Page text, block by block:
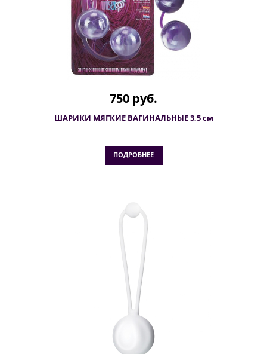
750 руб.
ШАРИКИ МЯГКИЕ ВАГИНАЛЬНЫЕ 3,5 см
ПОДРОБНЕЕ